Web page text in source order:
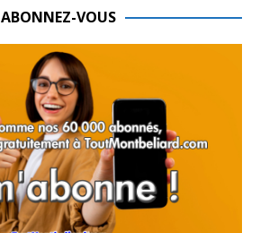
ABONNEZ-VOUS